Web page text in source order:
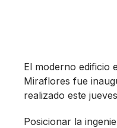
El moderno edificio
Miraflores fue
realizado este
Posicionar la